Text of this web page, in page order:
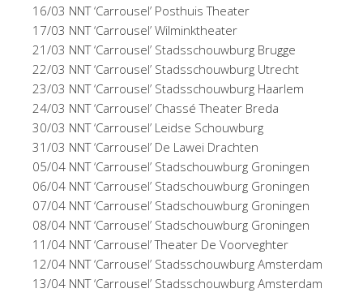
16/03 NNT ‘Carrousel’ Posthuis Theater
17/03 NNT ‘Carrousel’ Wilminktheater
21/03 NNT ‘Carrousel’ Stadsschouwburg Brugge
22/03 NNT ‘Carrousel’ Stadsschouwburg Utrecht
23/03 NNT ‘Carrousel’ Stadsschouwburg Haarlem
24/03 NNT ‘Carrousel’ Chassé Theater Breda
30/03 NNT ‘Carrousel’ Leidse Schouwburg
31/03 NNT ‘Carrousel’ De Lawei Drachten
05/04 NNT ‘Carrousel’ Stadschouwburg Groningen
06/04 NNT ‘Carrousel’ Stadschouwburg Groningen
07/04 NNT ‘Carrousel’ Stadschouwburg Groningen
08/04 NNT ‘Carrousel’ Stadschouwburg Groningen
11/04 NNT ‘Carrousel’ Theater De Voorveghter
12/04 NNT ‘Carrousel’ Stadsschouwburg Amsterdam
13/04 NNT ‘Carrousel’ Stadsschouwburg Amsterdam